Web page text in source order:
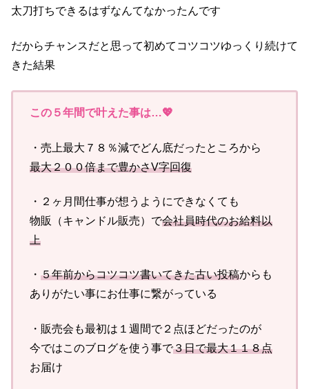
太刀打ちできるはずなんてなかったんです
だからチャンスだと思って初めてコツコツゆっくり続けて
きた結果
この５年間で叶えた事は…💖
・売上最大７８％減でどん底だったところから
最大２００倍まで豊かさV字回復
・２ヶ月間仕事が想うようにできなくても
物販（キャンドル販売）で会社員時代のお給料以
上
・ ５年前からコツコツ書いてきた古い投稿からも
ありがたい事にお仕事に繋がっている
・販売会も最初は１週間で２点ほどだったのが
今ではこのブログを使う事で３日で最大１１８点
お届け